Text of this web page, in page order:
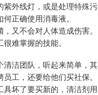
紫外线灯，或是处理特殊污
正确使用消毒液。
又不会对人体造成伤害。
难掌握的技能。
清洁团队，听起来简单，其
工，还要给他们买社保。
坏了要买新的，清洁剂用